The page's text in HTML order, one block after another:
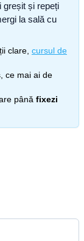
greșit și repeți
la sală cu
clare, cursul de
ce mai ai de
până fixezi